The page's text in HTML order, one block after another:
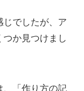
じでしたが、ア
か見つけまし
、「作り方の記